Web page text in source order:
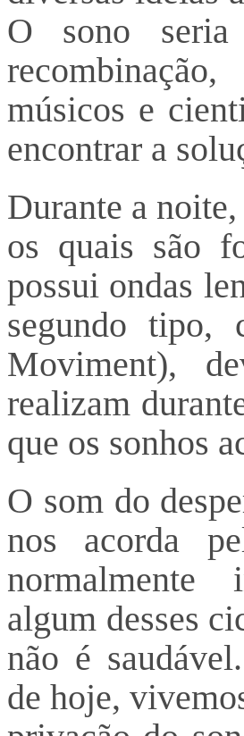
O sono
músicos e
encontrar a
Durante a
os quais são
possui ondas
segundo tipo,
Moviment),
realizam
que os sonhos
O som do
nos acorda
normalmente
algum desses
não é
de hoje,